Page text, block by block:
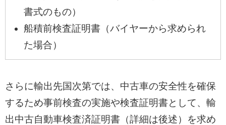
書式のもの）
船積前検査証明書（バイヤーから求められ
た場合）
さらに輸出先国次第では、中古車の安全性を確保
するため事前検査の実施や検査証明書として、輸
出中古自動車検査済証明書（詳細は後述）を求め